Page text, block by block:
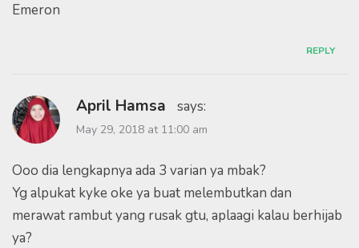
Emeron
REPLY
April Hamsa says:
May 29, 2018 at 11:00 am
Ooo dia lengkapnya ada 3 varian ya mbak?
Yg alpukat kyke oke ya buat melembutkan dan
merawat rambut yang rusak gtu, aplaagi kalau berhijab
ya?